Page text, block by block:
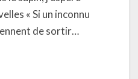
« Si un inconnu
de sortir…